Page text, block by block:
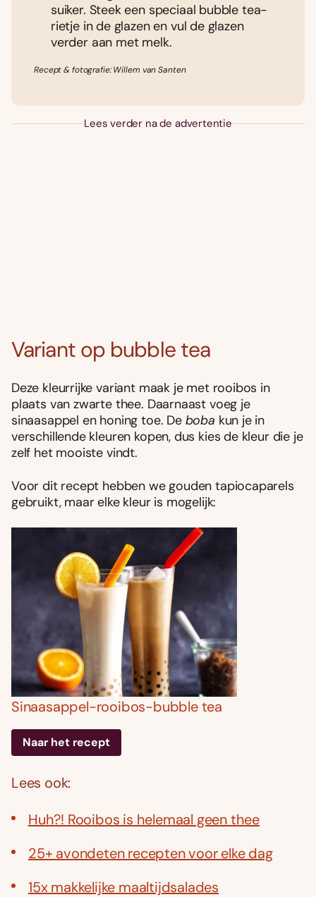
suiker. Steek een speciaal bubble tea-
rietje in de glazen en vul de glazen
verder aan met melk.
Recept & fotografie: Willem van Santen
Lees verder na de advertentie
Variant op bubble tea
Deze kleurrijke variant maak je met rooibos in
plaats van zwarte thee. Daarnaast voeg je
sinaasappel en honing toe. De boba kun je in
verschillende kleuren kopen, dus kies de kleur die je
zelf het mooiste vindt.
Voor dit recept hebben we gouden tapiocaparels
gebruikt, maar elke kleur is mogelijk:
Sinaasappel-rooibos-bubble tea
Naar het recept
Lees ook:
Huh?! Rooibos is helemaal geen thee
25+ avondeten recepten voor elke dag
15x makkelijke maaltijdsalades